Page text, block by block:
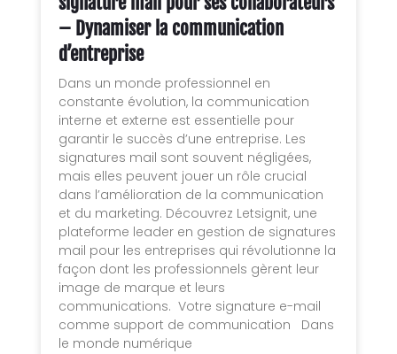
– Dynamiser la communication
d’entreprise
Dans un monde professionnel en
constante évolution, la communication
interne et externe est essentielle pour
garantir le succès d’une entreprise. Les
signatures mail sont souvent négligées,
mais elles peuvent jouer un rôle crucial
dans l’amélioration de la communication
et du marketing. Découvrez Letsignit, une
plateforme leader en gestion de signatures
mail pour les entreprises qui révolutionne la
façon dont les professionnels gèrent leur
image de marque et leurs
communications. Votre signature e-mail
comme support de communication Dans
le monde numérique